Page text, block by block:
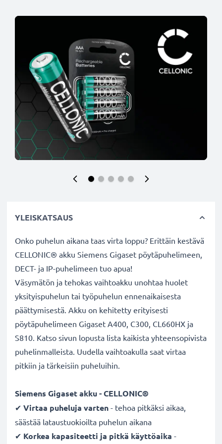
YLEISKATSAUS
Onko puhelun aikana taas virta loppu? Erittäin kestävä
CELLONIC® akku Siemens Gigaset pöytäpuhelimeen,
DECT- ja IP-puhelimeen tuo apua!
Väsymätön ja tehokas vaihtoakku unohtaa huolet
yksityispuhelun tai työpuhelun ennenaikaisesta
päättymisestä. Akku on kehitetty erityisesti
pöytäpuhelimeen Gigaset A400, C300, CL660HX ja
S810. Katso sivun lopusta lista kaikista yhteensopivista
puhelinmalleista. Uudella vaihtoakulla saat virtaa
pitkiin ja tärkeisiin puheluihin.
Siemens Gigaset akku - CELLONIC®
✔ Virtaa puheluja varten - tehoa pitkäksi aikaa,
säästää lataustuokioilta puhelun aikana
✔ Korkea kapasiteetti ja pitkä käyttöaika -